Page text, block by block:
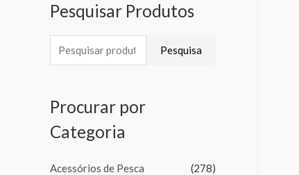
Pesquisar Produtos
Pesquisa
Procurar por
Categoria
Acessórios de Pesca
(278)